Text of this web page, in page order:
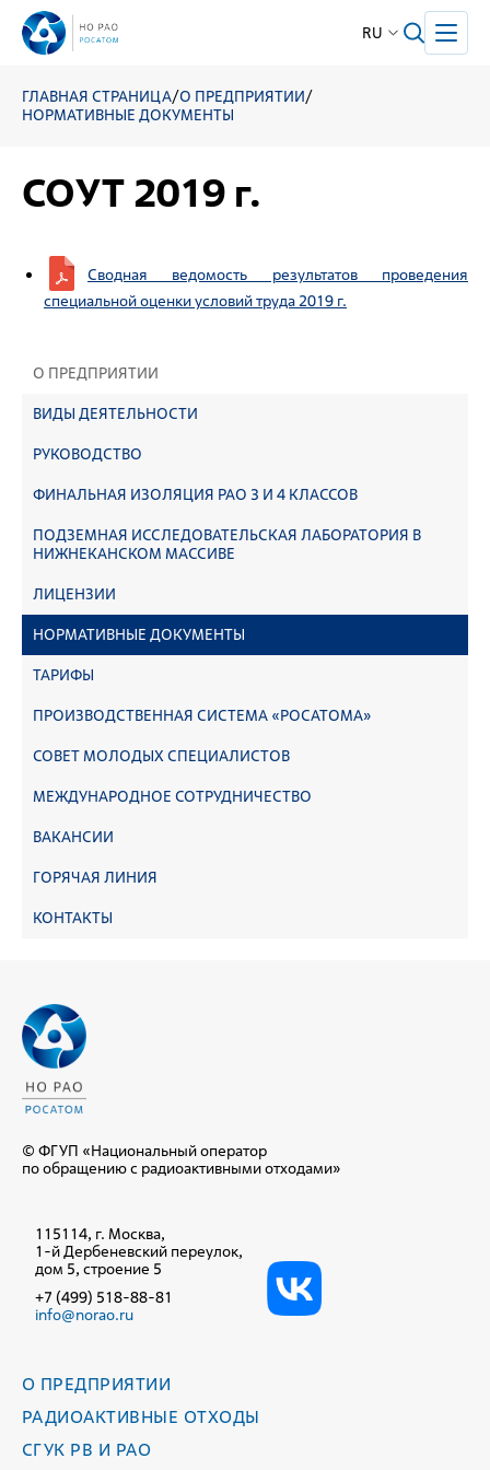
RU
ГЛАВНАЯ СТРАНИЦА/О ПРЕДПРИЯТИИ/
НОРМАТИВНЫЕ ДОКУМЕНТЫ
О ПРЕДПРИЯТИИ
ВИДЫ ДЕЯТЕЛЬНОСТИ
РУКОВОДСТВО
ФИНАЛЬНАЯ ИЗОЛЯЦИЯ РАО 3 И 4 КЛАССОВ
ПОДЗЕМНАЯ ИССЛЕДОВАТЕЛЬСКАЯ ЛАБОРАТОРИЯ В
НИЖНЕКАНСКОМ МАССИВЕ
ЛИЦЕНЗИИ
НОРМАТИВНЫЕ ДОКУМЕНТЫ
ТАРИФЫ
ПРОИЗВОДСТВЕННАЯ СИСТЕМА «РОСАТОМА»
СОВЕТ МОЛОДЫХ СПЕЦИАЛИСТОВ
МЕЖДУНАРОДНОЕ СОТРУДНИЧЕСТВО
ВАКАНСИИ
ГОРЯЧАЯ ЛИНИЯ
КОНТАКТЫ
СОУТ 2019 г.
Сводная ведомость результатов проведения
специальной оценки условий труда 2019 г.
© ФГУП «Национальный оператор
по обращению с радиоактивными отходами»
115114, г. Москва,
1-й Дербеневский переулок,
дом 5, строение 5
+7 (499) 518-88-81
info@norao.ru
О ПРЕДПРИЯТИИ
РАДИОАКТИВНЫЕ ОТХОДЫ
СГУК РВ И РАО